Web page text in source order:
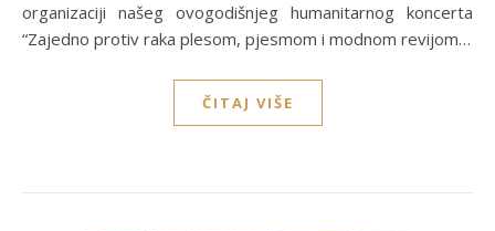
organizaciji našeg ovogodišnjeg humanitarnog koncerta
“Zajedno protiv raka plesom, pjesmom i modnom revijom…
ČITAJ VIŠE